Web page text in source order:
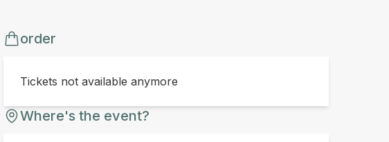
order
Tickets not available anymore
Where's the event?